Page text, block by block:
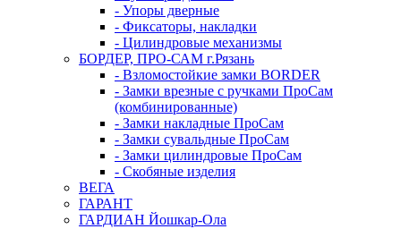
- Упоры дверные
- Фиксаторы, накладки
- Цилиндровые механизмы
БОРДЕР, ПРО-САМ г.Рязань
- Взломостойкие замки BORDER
- Замки врезные с ручками ПроСам
(комбинированные)
- Замки накладные ПроСам
- Замки сувальдные ПроСам
- Замки цилиндровые ПроСам
- Скобяные изделия
ВЕГА
ГАРАНТ
ГАРДИАН Йошкар-Ола